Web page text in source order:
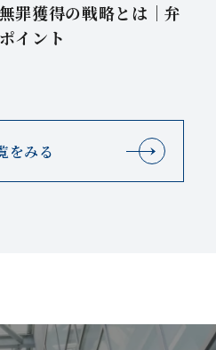
罪獲得の戦略とは｜弁
イント
をみる